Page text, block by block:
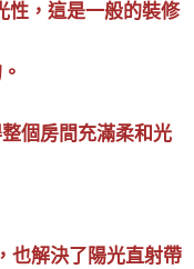
性，這是一般的裝修
個房間充滿柔和光
也解決了陽光直射帶